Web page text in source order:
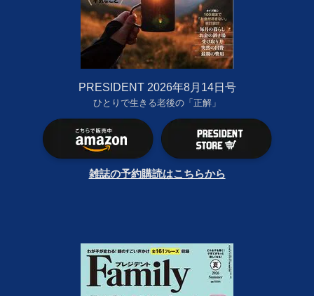
PRESIDENT 2026年8月14日号
ひとりで生きる老後の「正解」
雑誌の予約購読はこちらから